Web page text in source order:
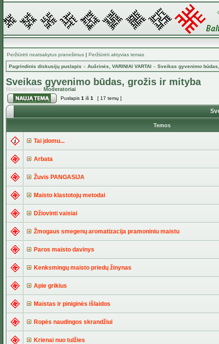
Peržiūrėti neatsakytus pranešimus | Peržiūrėti aktyvias temas
Pagrindinis diskusijų puslapis » Aušrinės, VARINIAI VARTAI » Sveikas gyvenimo
Sveikas gyvenimo būdas, grožis ir mityba
Moderatorius: Moderatoriai
Puslapis 1 iš 1 [ 17 temų ]
Temos
Tai įdomu...
Arbata
Žuvis PANGASIJA
Maisto klastotojų metodai
Džiovinti vaisiai
Žmogaus smegenų aromatizacija pramoniniu maistu
Paros maisto davinys
Kenksmingų maisto priedų žinynas
Apie grikius
Maistas ir piniginės išlaidos
Ropės naudingos skrandžiui
Krienai nuo tulžies